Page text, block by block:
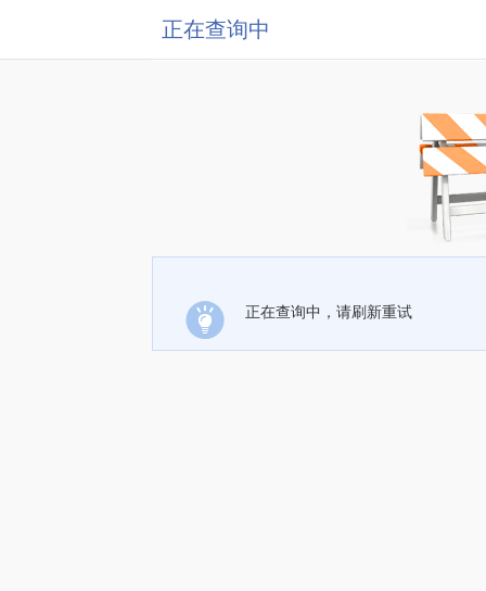
正在查询中
正在查询中，请刷新重试